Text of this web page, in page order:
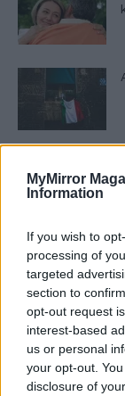
MyMirror
Information
If you wish to
processing of
targeted
section to
opt-out request
interest-based
us or personal
your opt-out.
disclosure of